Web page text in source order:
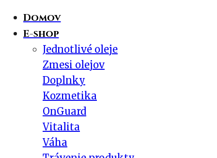
Domov
E-shop
Jednotlivé oleje
Zmesi olejov
Doplnky
Kozmetika
OnGuard
Vitalita
Váha